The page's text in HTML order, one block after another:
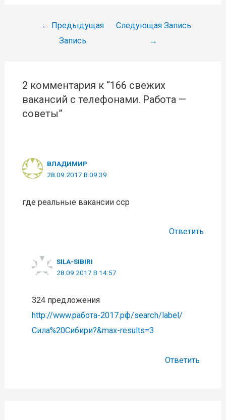
Навигация
← Предыдущая
Запись
Следующая Запись
→
2 комментария к “166 свежих
вакансий с телефонами. Работа —
советы”
ВЛАДИМИР
28.09.2017 В 09:39
где реальные вакансии сср
Ответить
SILA-SIBIRI
28.09.2017 В 14:57
324 предложения
http://www.работа-2017.рф/search/label/
Сила%20Сибири?&max-results=3
Ответить